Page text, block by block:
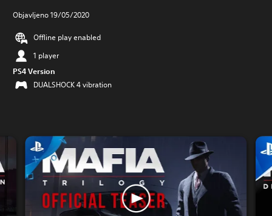
Objavljeno 19/05/2020
Offline play enabled
1 player
PS4 Version
DUALSHOCK 4 vibration